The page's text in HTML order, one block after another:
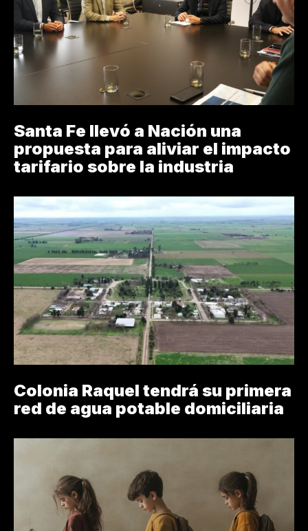
Santa Fe llevó a Nación una
propuesta para aliviar el impacto
tarifario sobre la industria
Colonia Raquel tendrá su primera
red de agua potable domiciliaria